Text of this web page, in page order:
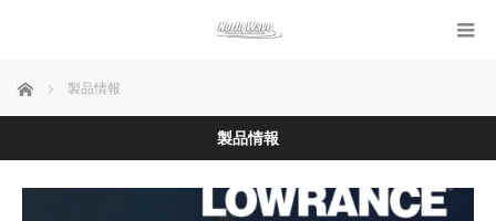
ホーム 製品情報
製品情報